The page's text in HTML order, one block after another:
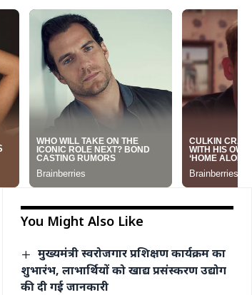
You Might Also Like
मुख्यमंत्री स्वरोजगार प्रशिक्षण कार्यक्रम का
शुभारंभ, लाभार्थियों को खाद्य प्रसंस्करण उद्योग
की दी गई जानकारी